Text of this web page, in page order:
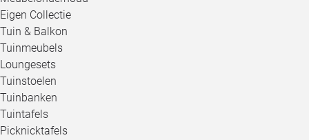
Eigen Collectie
Tuin & Balkon
Tuinmeubels
Loungesets
Tuinstoelen
Tuinbanken
Tuintafels
Picknicktafels